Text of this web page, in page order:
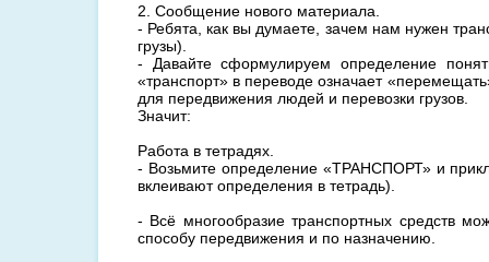
2. Сообщение нового материала.
- Ребята, как вы думаете, зачем нам нужен
грузы).
- Давайте сформулируем определение
«транспорт» в переводе означает
для передвижения людей и перевозки грузов.
Значит:
Работа в тетрадях.
- Возьмите определение «ТРАНСПОРТ» и
вклеивают определения в тетрадь).
- Всё многообразие транспортных средств
способу передвижения и по назначению.